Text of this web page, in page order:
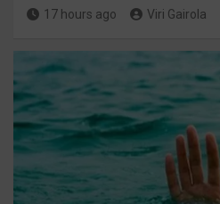
17 hours ago Viri Gairola